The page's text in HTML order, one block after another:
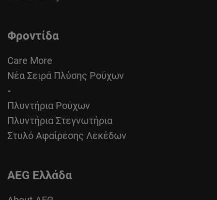
Φροντίδα
Care More
Νέα Σειρά Πλύσης Ρούχων
-
Πλυντήρια Ρούχων
Πλυντήρια Στεγνωτήρια
Στυλό Αφαίρεσης Λεκέδων
AEG Ελλάδα